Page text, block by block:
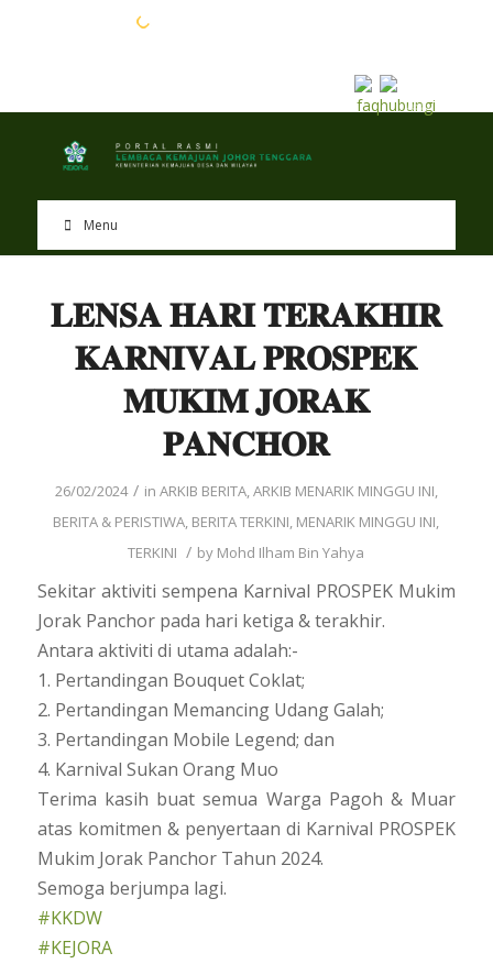
Menu
𝐋𝐄𝐍𝐒𝐀 𝐇𝐀𝐑𝐈 𝐓𝐄𝐑𝐀𝐊𝐇𝐈𝐑
𝐊𝐀𝐑𝐍𝐈𝐕𝐀𝐋 𝐏𝐑𝐎𝐒𝐏𝐄𝐊
𝐌𝐔𝐊𝐈𝐌 𝐉𝐎𝐑𝐀𝐊
𝐏𝐀𝐍𝐂𝐇𝐎𝐑
26/02/2024 / in ARKIB BERITA,ARKIB MENARIK MINGGU INI,
BERITA & PERISTIWA, BERITA TERKINI, MENARIK MINGGU INI,
TERKINI / by Mohd Ilham Bin Yahya
Sekitar aktiviti sempena Karnival PROSPEK Mukim
Jorak Panchor pada hari ketiga & terakhir.
Antara aktiviti di utama adalah:-
1. Pertandingan Bouquet Coklat;
2. Pertandingan Memancing Udang Galah;
3. Pertandingan Mobile Legend; dan
4. Karnival Sukan Orang Muo
Terima kasih buat semua Warga Pagoh & Muar
atas komitmen & penyertaan di Karnival PROSPEK
Mukim Jorak Panchor Tahun 2024.
Semoga berjumpa lagi.
#KKDW
#KEJORA